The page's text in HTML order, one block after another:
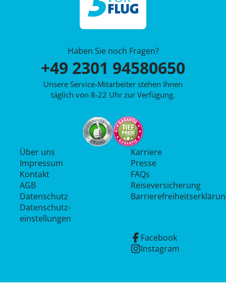
Haben Sie noch Fragen?
+49 2301 94580650
Unsere Service-Mitarbeiter stehen Ihnen
täglich von 8-22 Uhr zur Verfügung.
Über uns
Impressum
Kontakt
AGB
Datenschutz
Datenschutz­
einstellungen
Karriere
Presse
FAQs
Reiseversicherung
Facebook
Instagram